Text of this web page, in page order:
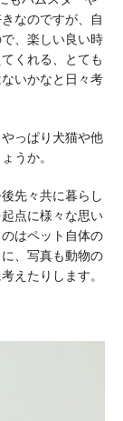
なのですが、自
、楽しい良い時
くれる、とても
いかなと日々考
っぱり犬猫や他
うか。
先々共に暮らし
点に様々な思い
はペット自体の
、写真も動物の
えたりします。